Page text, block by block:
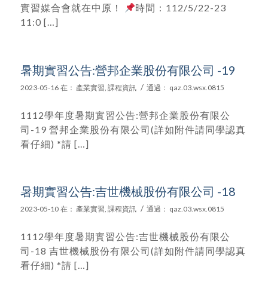
實習媒合會就在中原！
時間：112/5/22-23
11:0 […]
暑期實習公告:營邦企業股份有限公司 -19
2023-05-16 在： 產業實習 課程資訊 / 通過： qaz.03.wsx.0815
1112學年度暑期實習公告:營邦企業股份有限公
司-19 營邦企業股份有限公司(詳如附件請同學認真
看仔細) *請 […]
暑期實習公告:吉世機械股份有限公司 -18
2023-05-10 在： 產業實習, 課程資訊 / 通過： qaz.03.wsx.0815
1112學年度暑期實習公告:吉世機械股份有限公
司-18 吉世機械股份有限公司(詳如附件請同學認真
看仔細) *請 […]